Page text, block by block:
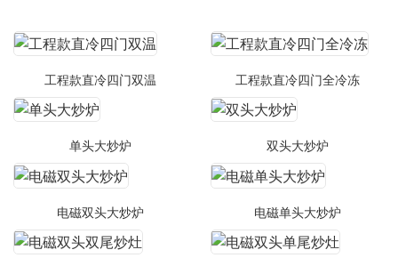
工程款直冷四门双温 工程款直冷四门全冷冻
单头大炒炉 双头大炒炉
电磁双头大炒炉 电磁单头大炒炉